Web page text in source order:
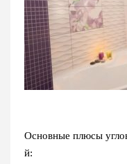
Основные плюсы
й: